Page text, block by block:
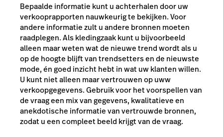
Bepaalde informatie kunt u achterhalen door uw
verkooprapporten nauwkeurig te bekijken. Voor
andere informatie zult u andere bronnen moeten
raadplegen. Als kledingzaak kunt u bijvoorbeeld
alleen maar weten wat de nieuwe trend wordt als u
op de hoogte blijft van trendsetters en de nieuwste
mode, én goed inzicht hebt in wat uw klanten willen.
U kunt niet alleen maar vertrouwen op uww
verkoopgegevens. Gebruik voor het voorspellen van
de vraag een mix van gegevens, kwalitatieve en
anekdotische informatie van vertrouwde bronnen,
zodat u een compleet beeld krijgt van de vraag.